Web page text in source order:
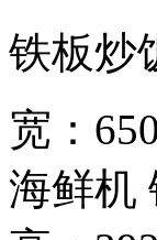
铁板炒
宽：
海鲜机